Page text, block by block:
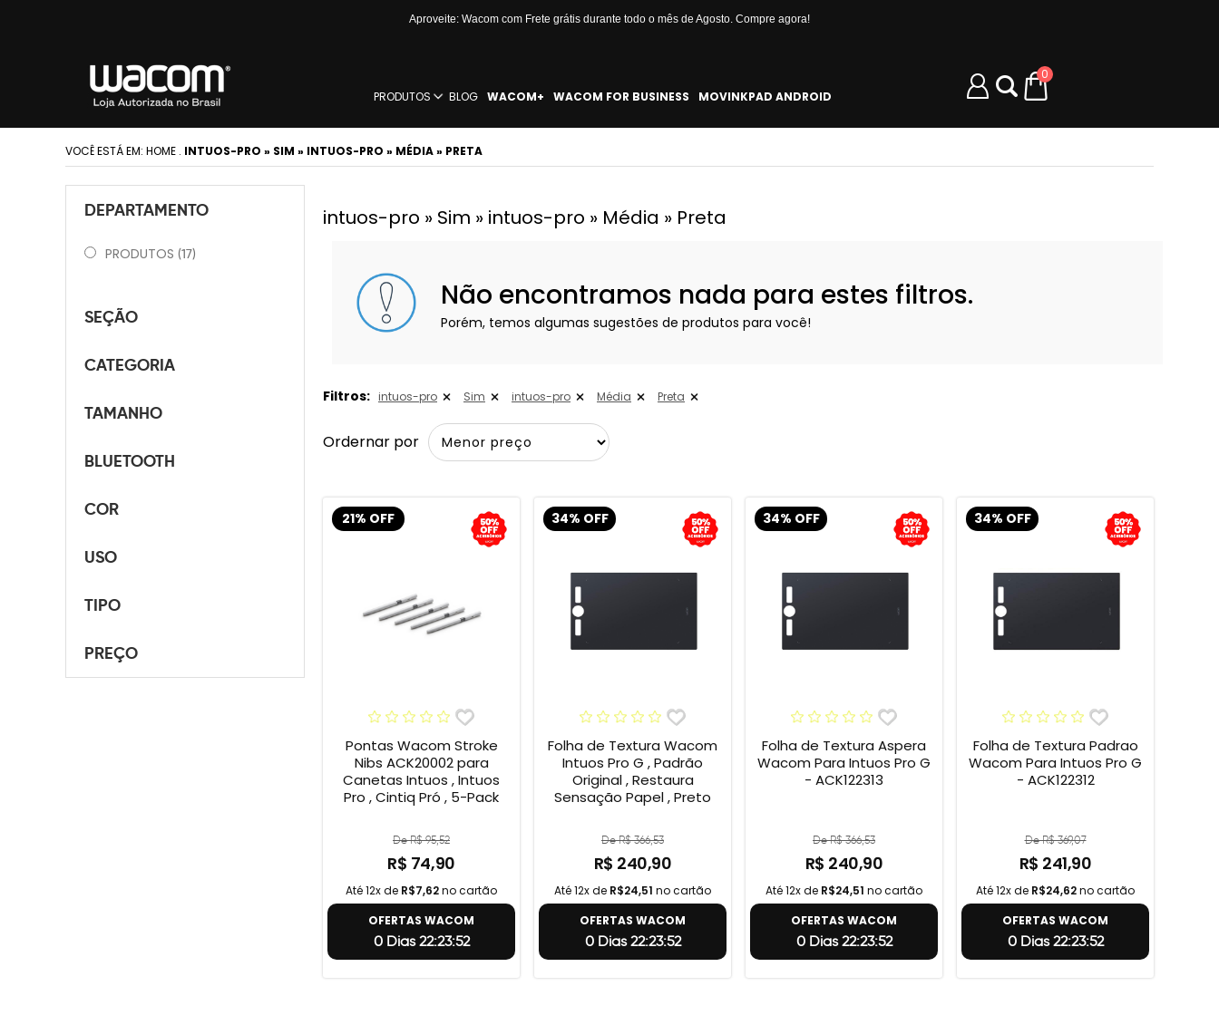
Aproveite: Wacom com Frete grátis durante todo o mês de Agosto. Compre agora!
PRODUTOS BLOG WACOM+ WACOM FOR BUSINESS MOVINKPAD ANDROID
0
VOCÊ ESTÁ EM: HOME . INTUOS-PRO » SIM » INTUOS-PRO » MÉDIA » PRETA
DEPARTAMENTO
PRODUTOS (17)
SEÇÃO
CATEGORIA
TAMANHO
BLUETOOTH
COR
USO
TIPO
PREÇO
intuos-pro » Sim » intuos-pro » Média » Preta
Não encontramos nada para estes filtros.
Porém, temos algumas sugestões de produtos para você!
Filtros: intuos-pro Sim intuos-pro Média Preta
Ordernar por
21% OFF
Pontas Wacom Stroke
Nibs ACK20002 para
Canetas Intuos , Intuos
Pro , Cintiq Pró , 5-Pack
De R$ 95,52
R$ 74,90
Até 12x de R$7,62no cartão
OFERTAS WACOM
0 Dias 22:23:51
34% OFF
Folha de Textura Wacom
Intuos Pro G , Padrão
Original , Restaura
Sensação Papel , Preto
De R$ 366,53
R$ 240,90
Até 12x de R$24,51 no cartão
OFERTAS WACOM
0 Dias 22:23:51
34% OFF
Folha de Textura Aspera
Wacom Para Intuos Pro G
- ACK122313
De R$ 366,53
R$ 240,90
Até 12x de R$24,51 no cartão
OFERTAS WACOM
0 Dias 22:23:51
34% OFF
Folha de Textura Padrao
Wacom Para Intuos Pro G
- ACK122312
De R$ 369,07
R$ 241,90
Até 12x de R$24,62no cartão
OFERTAS WACOM
0 Dias 22:23:51